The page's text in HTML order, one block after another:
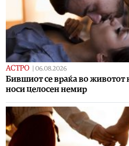
АСТРО 06.08.2026
Бившиот се враќа во животот
носи целосен немир